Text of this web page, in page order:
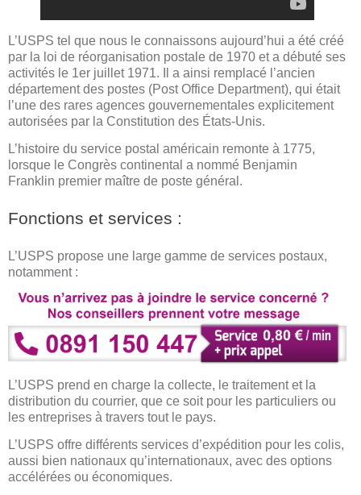
L’USPS tel que nous le connaissons aujourd’hui a été créé
par la loi de réorganisation postale de 1970 et a débuté ses
activités le 1er juillet 1971. Il a ainsi remplacé l’ancien
département des postes (Post Office Department), qui était
l’une des rares agences gouvernementales explicitement
autorisées par la Constitution des États-Unis.
L’histoire du service postal américain remonte à 1775,
lorsque le Congrès continental a nommé Benjamin
Franklin premier maître de poste général.
Fonctions et services :
L’USPS propose une large gamme de services postaux,
notamment :
L’USPS prend en charge la collecte, le traitement et la
distribution du courrier, que ce soit pour les particuliers ou
les entreprises à travers tout le pays.
L’USPS offre différents services d’expédition pour les colis,
aussi bien nationaux qu’internationaux, avec des options
accélérées ou économiques.